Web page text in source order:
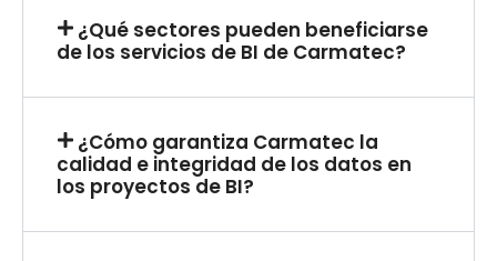
¿Qué sectores pueden beneficiarse
de los servicios de BI de Carmatec?
¿Cómo garantiza Carmatec la
calidad e integridad de los datos en
los proyectos de BI?